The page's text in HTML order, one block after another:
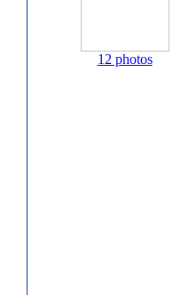
12 photos